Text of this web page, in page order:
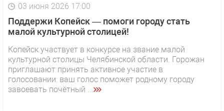
03 июня 2026 17:00
Поддержи Копейск — помоги городу стать
малой культурной столицей!
Копейск участвует в конкурсе на звание малой
культурной столицы Челябинской области. Горожан
приглашают принять активное участие в
голосовании: ваш голос поможет родному городу
завоевать почётный ...